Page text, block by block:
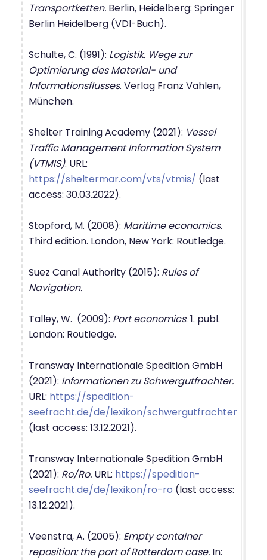
Transportketten. Berlin, Heidelberg: Springer
Berlin Heidelberg (VDI-Buch).
Schulte, C. (1991): Logistik. Wege zur
Optimierung des Material- und
Informationsflusses. Verlag Franz Vahlen,
München.
Shelter Training Academy (2021): Vessel
Traffic Management Information System
(VTMIS). URL:
https://sheltermar.com/vts/vtmis/ (last
access: 30.03.2022).
Stopford, M. (2008): Maritime economics.
Third edition. London, New York: Routledge.
Suez Canal Authority (2015): Rules of
Navigation.
Talley, W. (2009): Port economics. 1. publ.
London: Routledge.
Transway Internationale Spedition GmbH
(2021): Informationen zu Schwergutfrachter.
URL: https://spedition-
seefracht.de/de/lexikon/schwergutfrachter
(last access: 13.12.2021).
Transway Internationale Spedition GmbH
(2021): Ro/Ro. URL: https://spedition-
seefracht.de/de/lexikon/ro-ro (last access:
13.12.2021).
Veenstra, A. (2005): Empty container
reposition: the port of Rotterdam case. In: